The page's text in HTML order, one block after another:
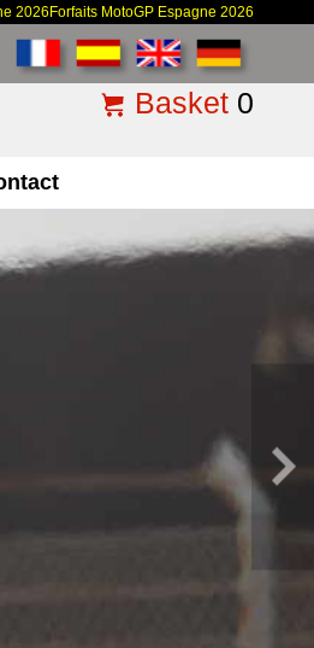
2026 Forfaits MotoGP Espagne 2026
Basket 0